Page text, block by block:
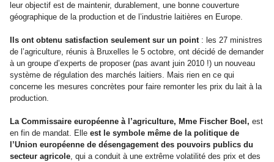
leur objectif est de maintenir, durablement, une bonne couverture
géographique de la production et de l’industrie laitières en Europe.
Ils ont obtenu satisfaction seulement sur un point: les 27 ministres
de l’agriculture, réunis à Bruxelles le 5 octobre, ont décidé de demander
à un groupe d’experts de proposer (pas avant juin 2010 !) un nouveau
système de régulation des marchés laitiers. Mais rien en ce qui
concerne les mesures concrètes pour faire remonter les prix du lait à la
production.
La Commissaire européenne à l’agriculture, Mme Fischer Boel, est
en fin de mandat. Elle est le symbole même de la politique de
l’Union européenne de désengagement des pouvoirs publics du
secteur agricole, qui a conduit à une extrême volatilité des prix et des